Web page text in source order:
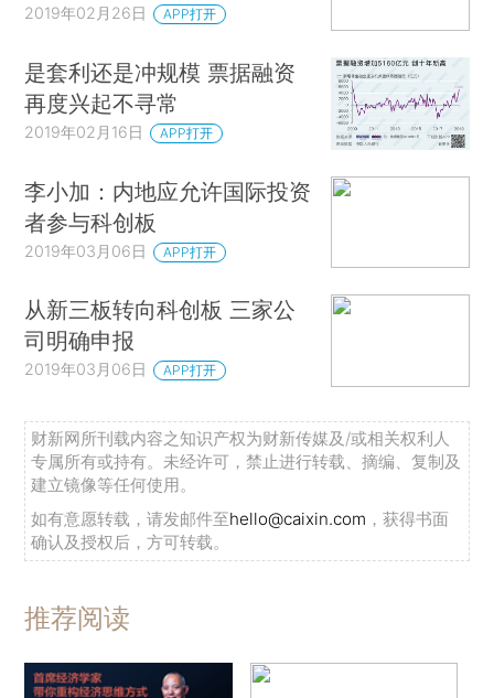
2019年02月26日 APP打开
是套利还是冲规模 票据融资
再度兴起不寻常
2019年02月16日 APP打开
李小加：内地应允许国际投资
者参与科创板
2019年03月06日 APP打开
从新三板转向科创板 三家公
司明确申报
2019年03月06日 APP打开
财新网所刊载内容之知识产权为财新传媒及/或相关权利人
专属所有或持有。未经许可，禁止进行转载、摘编、复制及
建立镜像等任何使用。
如有意愿转载，请发邮件至hello@caixin.com ，获得书面
确认及授权后，方可转载。
推荐阅读